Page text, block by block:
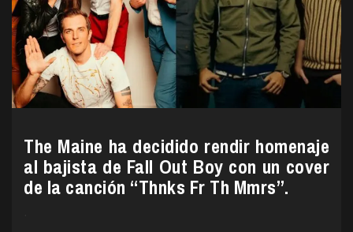
The Maine ha decidido rendir homenaje
al bajista de Fall Out Boy con un cover
de la canción “Thnks Fr Th Mmrs”.